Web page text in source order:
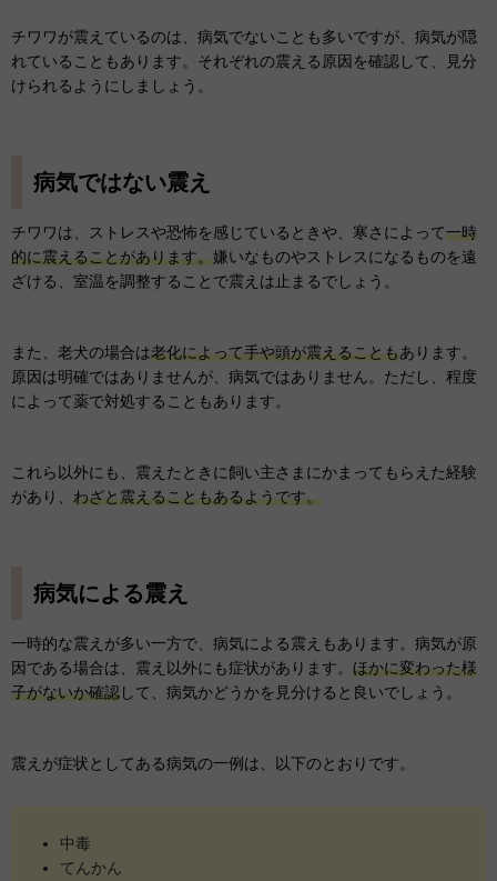
チワワが震えているのは、病気でないことも多いですが、病気が隠
れていることもあります。それぞれの震える原因を確認して、見分
けられるようにしましょう。
病気ではない震え
チワワは、ストレスや恐怖を感じているときや、寒さによって一時
的に震えることがあります。嫌いなものやストレスになるものを遠
ざける、室温を調整することで震えは止まるでしょう。
また、老犬の場合は老化によって手や頭が震えることもあります。
原因は明確ではありませんが、病気ではありません。ただし、程度
によって薬で対処することもあります。
これら以外にも、震えたときに飼い主さまにかまってもらえた経験
があり、 わざと震えることもあるようです。
病気による震え
一時的な震えが多い一方で、病気による震えもあります。病気が原
因である場合は、震え以外にも症状があります。 ほかに変わった様
子がないか確認して、病気かどうかを見分けると良いでしょう。
震えが症状としてある病気の一例は、以下のとおりです。
中毒
てんかん